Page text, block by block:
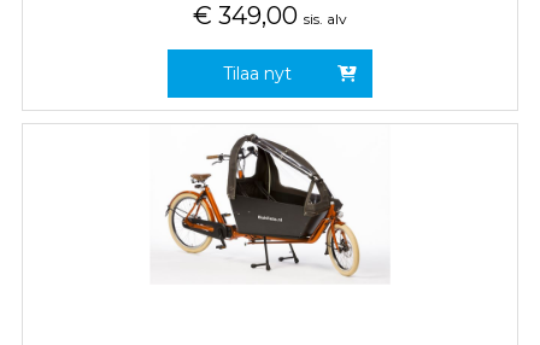
€ 349,00 sis. alv
Tilaa nyt